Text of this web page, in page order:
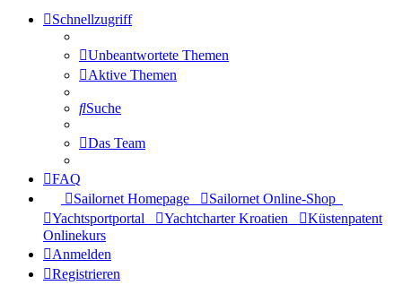
Schnellzugriff
Unbeantwortete Themen
Aktive Themen
Suche
Das Team
FAQ
Sailornet Homepage
Sailornet Online-Shop
Yachtsportportal
Yachtcharter Kroatien
Küstenpatent
Onlinekurs
Anmelden
Registrieren